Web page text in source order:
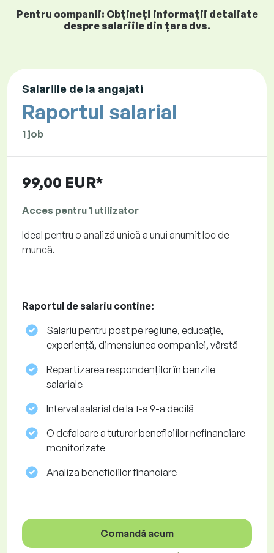
Pentru companii: Obțineți informații detaliate
despre salariile din țara dvs.
Salariile de la angajati
Raportul salarial
1 job
99,00 EUR*
Acces pentru 1 utilizator
Ideal pentru o analiză unică a unui anumit loc de
muncă.
Raportul de salariu contine:
Salariu pentru post pe regiune, educație,
experiență, dimensiunea companiei, vârstă
Repartizarea respondenților în benzile
salariale
Interval salarial de la 1-a 9-a decilă
O defalcare a tuturor beneficiilor nefinanciare
monitorizate
Analiza beneficiilor financiare
Comandă acum